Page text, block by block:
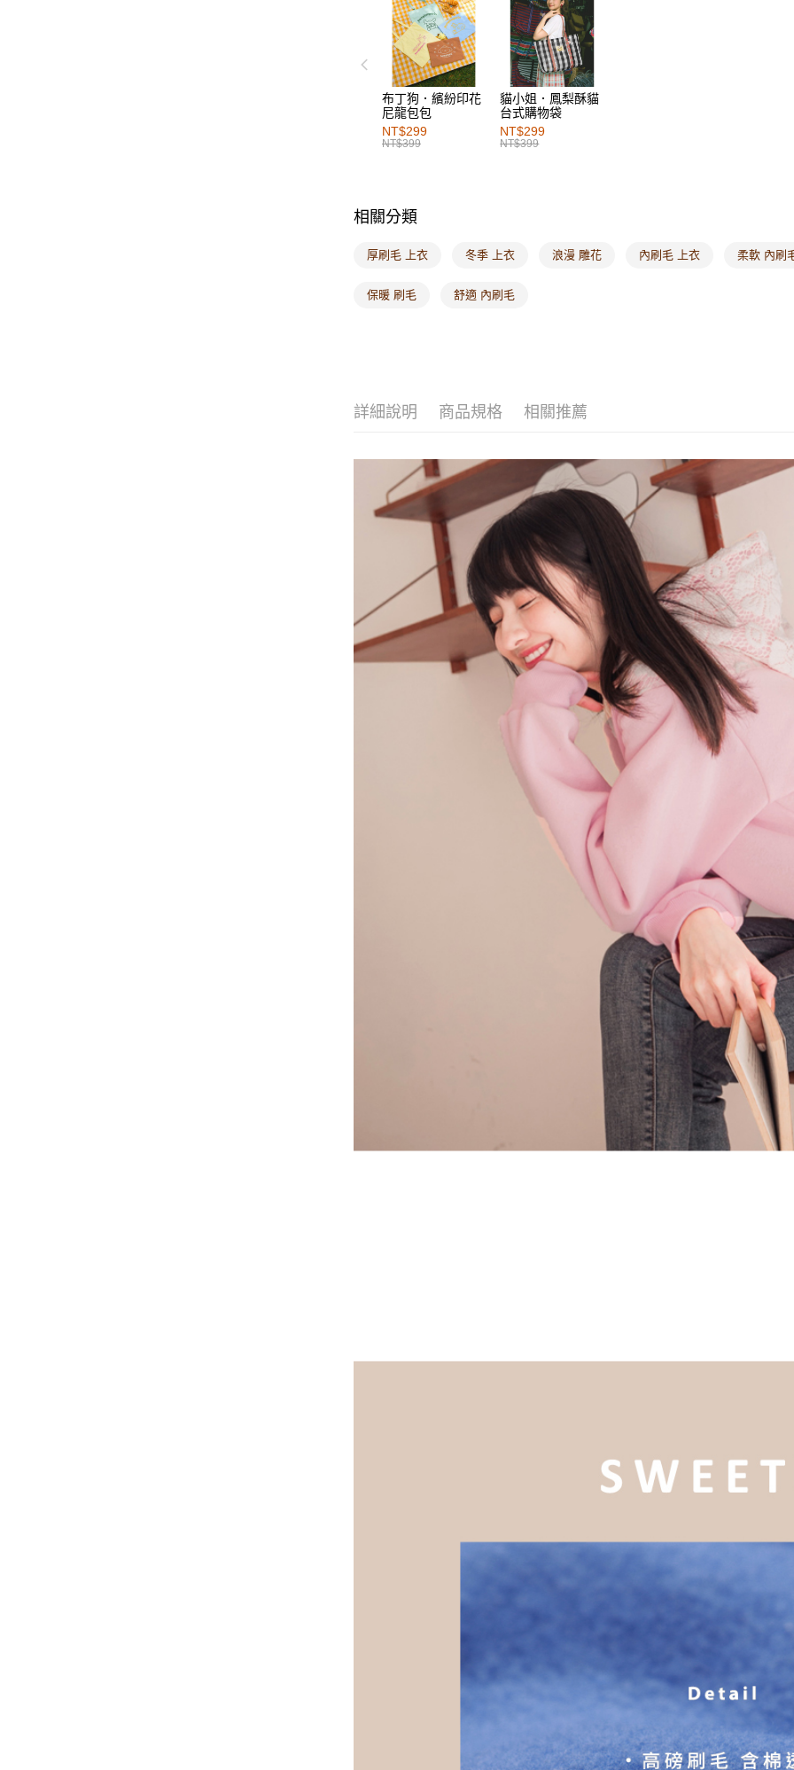
布丁狗．繽紛印花
尼龍包包
NT$299
NT$399
貓小姐．鳳梨酥貓
台式購物袋
NT$299
NT$399
相關分類
厚刷毛 上衣 冬季 上衣 浪漫 雕花 內刷毛 上衣 柔軟 內刷
保暖 刷毛 舒適 內刷毛
詳細說明 商品規格 相關推薦